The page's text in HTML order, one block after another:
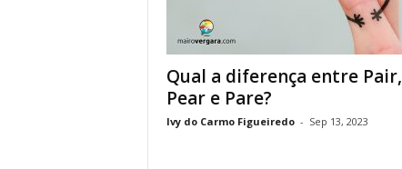
Qual a diferença entre Pair,
Pear e Pare?
Ivy do Carmo Figueiredo - Sep 13, 2023